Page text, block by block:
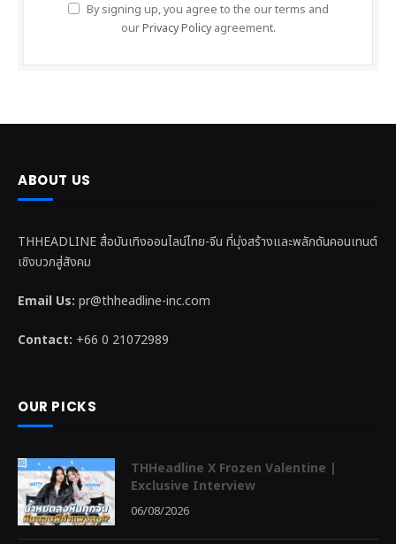
By signing up, you agree to the our terms and
ourPrivacy Policyagreement.
ABOUT US
THHEADLINE สื่อบันเทิงออนไลน์ไทย-จีน ที่มุ่งสร้างและพลักดันคอนเทนต์
เชิงบวกสู่สังคม
Email Us: pr@thheadline-inc.com
Contact: +66 0 21072989
OUR PICKS
THHeadline X Frozen Valentine |
Exclusive Interview
06/08/2026